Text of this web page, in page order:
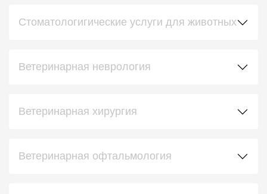
Стоматологигические услуги для животных
Ветеринарная неврология
Ветеринарная хирургия
Ветеринарная офтальмология